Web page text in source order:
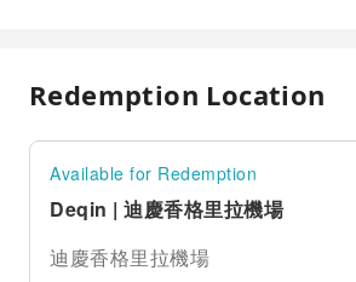
Redemption Location
Available for Redemption
Deqin | 迪慶香格里拉機場
迪慶香格里拉機場